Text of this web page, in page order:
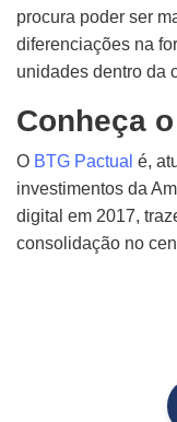
procura poder ser
diferenciações na
unidades dentro da
Conheça
O BTG Pactual é,
investimentos da
digital em 2017,
consolidação no